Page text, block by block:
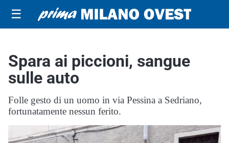
☰
Spara ai piccioni, sangue
sulle auto
Folle gesto di un uomo in via Pessina a Sedriano,
fortunatamente nessun ferito.